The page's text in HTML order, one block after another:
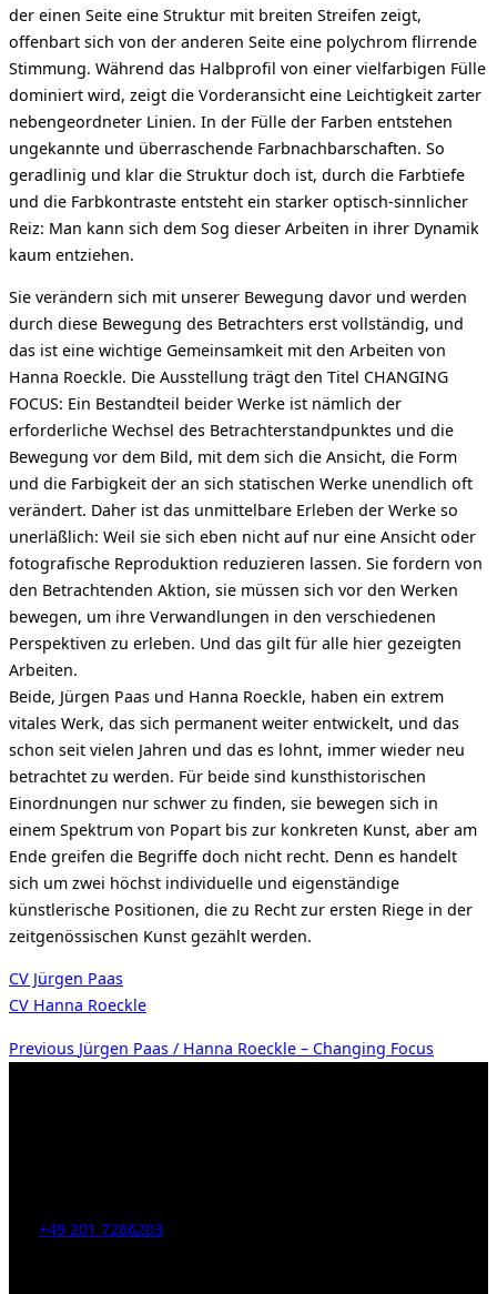
der einen Seite eine Struktur mit breiten Streifen zeigt,
offenbart sich von der anderen Seite eine polychrom flirrende
Stimmung. Während das Halbprofil von einer vielfarbigen Fülle
dominiert wird, zeigt die Vorderansicht eine Leichtigkeit zarter
nebengeordneter Linien. In der Fülle der Farben entstehen
ungekannte und überraschende Farbnachbarschaften. So
geradlinig und klar die Struktur doch ist, durch die Farbtiefe
und die Farbkontraste entsteht ein starker optisch-sinnlicher
Reiz: Man kann sich dem Sog dieser Arbeiten in ihrer Dynamik
kaum entziehen.
Sie verändern sich mit unserer Bewegung davor und werden
durch diese Bewegung des Betrachters erst vollständig, und
das ist eine wichtige Gemeinsamkeit mit den Arbeiten von
Hanna Roeckle. Die Ausstellung trägt den Titel CHANGING
FOCUS: Ein Bestandteil beider Werke ist nämlich der
erforderliche Wechsel des Betrachterstandpunktes und die
Bewegung vor dem Bild, mit dem sich die Ansicht, die Form
und die Farbigkeit der an sich statischen Werke unendlich oft
verändert. Daher ist das unmittelbare Erleben der Werke so
unerläßlich: Weil sie sich eben nicht auf nur eine Ansicht oder
fotografische Reproduktion reduzieren lassen. Sie fordern von
den Betrachtenden Aktion, sie müssen sich vor den Werken
bewegen, um ihre Verwandlungen in den verschiedenen
Perspektiven zu erleben. Und das gilt für alle hier gezeigten
Arbeiten.
Beide, Jürgen Paas und Hanna Roeckle, haben ein extrem
vitales Werk, das sich permanent weiter entwickelt, und das
schon seit vielen Jahren und das es lohnt, immer wieder neu
betrachtet zu werden. Für beide sind kunsthistorischen
Einordnungen nur schwer zu finden, sie bewegen sich in
einem Spektrum von Popart bis zur konkreten Kunst, aber am
Ende greifen die Begriffe doch nicht recht. Denn es handelt
sich um zwei höchst individuelle und eigenständige
künstlerische Positionen, die zu Recht zur ersten Riege in der
zeitgenössischen Kunst gezählt werden.
CV Jürgen Paas
CV Hanna Roeckle
Beitragsnavigation
Previous
Previous Jürgen Paas / Hanna Roeckle – Changing Focus
+49 201 7266203